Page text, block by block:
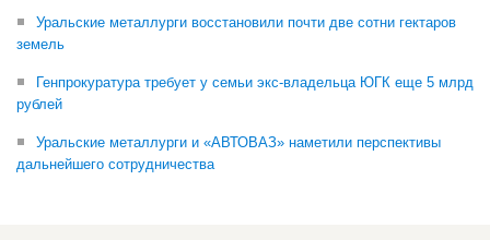
Уральские металлурги восстановили почти две сотни гектаров
земель
Генпрокуратура требует у семьи экс-владельца ЮГК еще 5 млрд
рублей
Уральские металлурги и «АВТОВАЗ» наметили перспективы
дальнейшего сотрудничества